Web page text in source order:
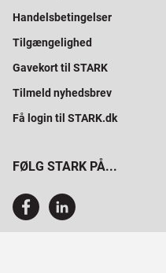
Handelsbetingelser
Tilgængelighed
Gavekort til STARK
Tilmeld nyhedsbrev
Få login til STARK.dk
FØLG STARK PÅ...